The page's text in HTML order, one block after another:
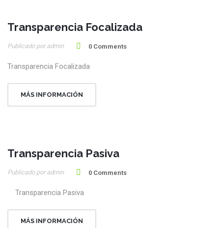
28
Jul
Transparencia Focalizada
Publicado por admin 0 Comments
Transparencia Focalizada
MÁS INFORMACIÓN
28
Jul
Transparencia Pasiva
Publicado por admin 0 Comments
Transparencia Pasiva
MÁS INFORMACIÓN